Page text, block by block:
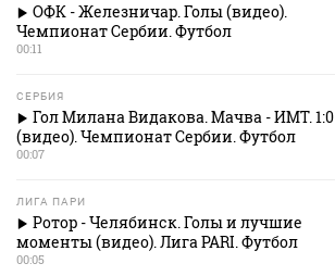
ОФК - Железничар. Голы (видео).
Чемпионат Сербии. Футбол
00:11
СЕРБИЯ
Гол Милана Видакова. Мачва - ИМТ. 1:0
(видео). Чемпионат Сербии. Футбол
00:07
ЛИГА ПАРИ
Ротор - Челябинск. Голы и лучшие
моменты (видео). Лига PARI. Футбол
00:05